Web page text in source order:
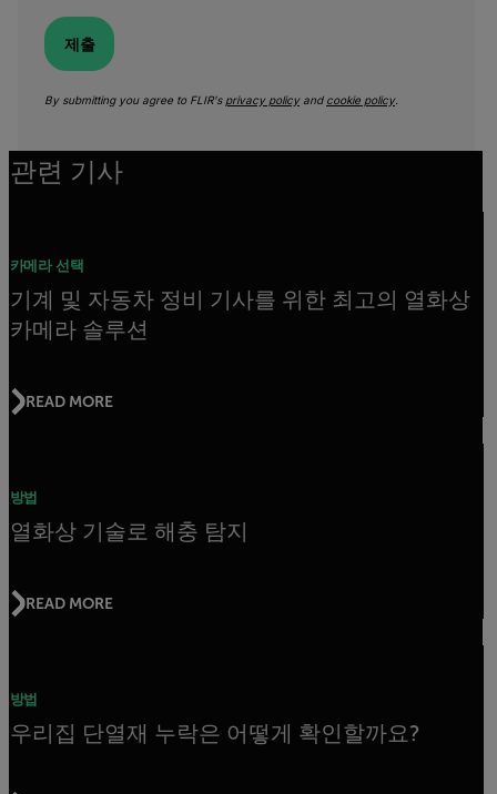
제출
By submitting you agree to FLIR's privacy policyand cookie policy.
관련 기사
카메라 선택
기계 및 자동차 정비 기사를 위한 최고의 열화상
카메라 솔루션
READ MORE
방법
열화상 기술로 해충 탐지
READ MORE
방법
우리집 단열재 누락은 어떻게 확인할까요?